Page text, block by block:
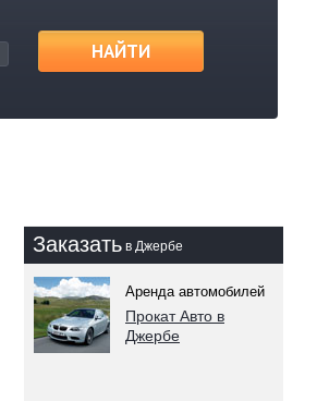
НАЙТИ
Заказать в Джербе
Аренда автомобилей
Прокат Авто в
Джербе